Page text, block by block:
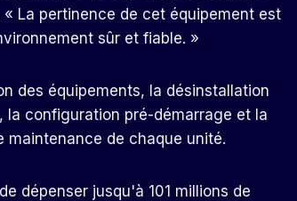
La pertinence de cet équipement est
sûr et fiable. »
des équipements, la désinstallation
la configuration pré-démarrage et la
de chaque unité.
dépenser jusqu'à 101 millions de